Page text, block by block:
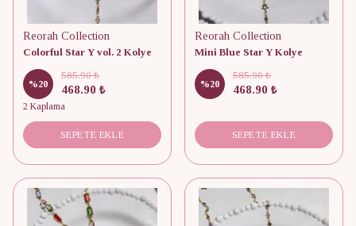
Reorah Collection
Colorful Star Y vol. 2 Kolye
%20
585.90 ₺
468.90 ₺
2 Kaplama
SEPETE EKLE
Reorah Collection
Mini Blue Star Y Kolye
%20
585.90 ₺
468.90 ₺
SEPETE EKLE